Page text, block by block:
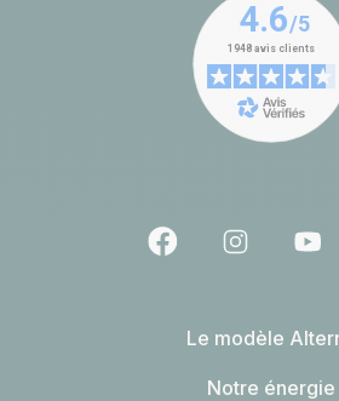
Le modèle
Notre énergie